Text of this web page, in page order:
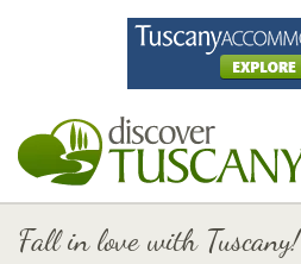
Fall in love with Tuscany!